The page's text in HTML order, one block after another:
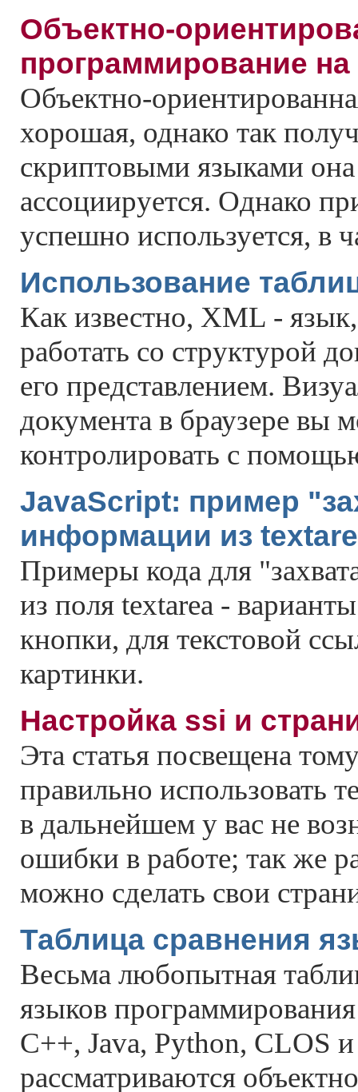
Объектно-
программирование на
Объектно-
хорошая, однако так
скриптовыми языками она
ассоциируется. Однако
успешно используется, в
Использование
Как известно, XML -
работать со структурой
его представлением.
документа в браузере вы
контролировать с
JavaScript: пример
информации из
Примеры кода для
из поля textarea -
кнопки, для текстовой
картинки.
Настройка ssi и
Эта статья посвещена
правильно использовать
в дальнейшем у вас не
ошибки в работе; так же
можно сделать свои
Таблица сравнения
Весьма любопытная
языков
C++, Java, Python, CLOS
рассматриваются